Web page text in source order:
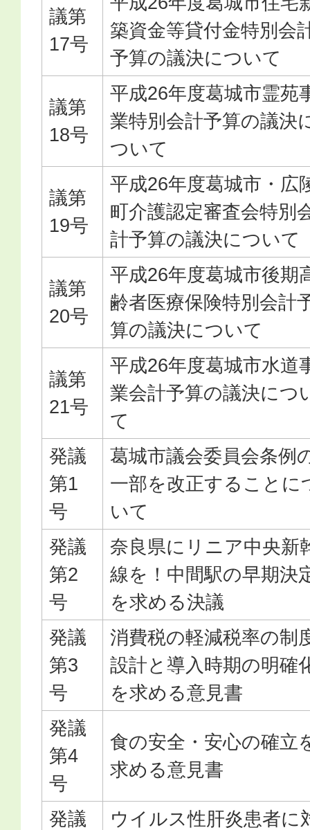
議第
17号
築資金等貸付金特別会
予算の議決について
議第
18号
平成26年度葛城市霊苑
業特別会計予算の議決
ついて
議第
19号
平成26年度葛城市・広
町介護認定審査会特別
計予算の議決について
議第
20号
平成26年度葛城市後期
齢者医療保険特別会計
算の議決について
議第
21号
平成26年度葛城市水道
業会計予算の議決につ
て
発議
第1
号
葛城市議会委員会条例
一部を改正することに
いて
発議
第2
号
奈良県にリニア中央新
線を！中間駅の早期決
を求める決議
発議
第3
号
消費税の軽減税率の制
設計と導入時期の明確
を求める意見書
発議
第4
号
食の安全・安心の確立
求める意見書
発議
ウイルス性肝炎患者に